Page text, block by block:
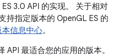
3.0 API 的实现。 关于相对
持指定版本的 OpenGL ES 的
本信息中心。
API 最适合您的应用的版本。